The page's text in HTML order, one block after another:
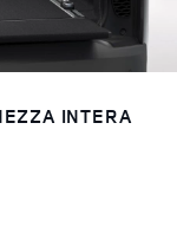
INTERA